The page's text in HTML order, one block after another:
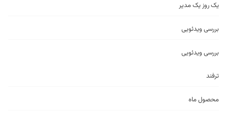
یک روز یک مدیر
بررسی ویدئویی
بررسی ویدئویی
ترفند
محصول ماه